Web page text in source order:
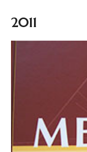
2011